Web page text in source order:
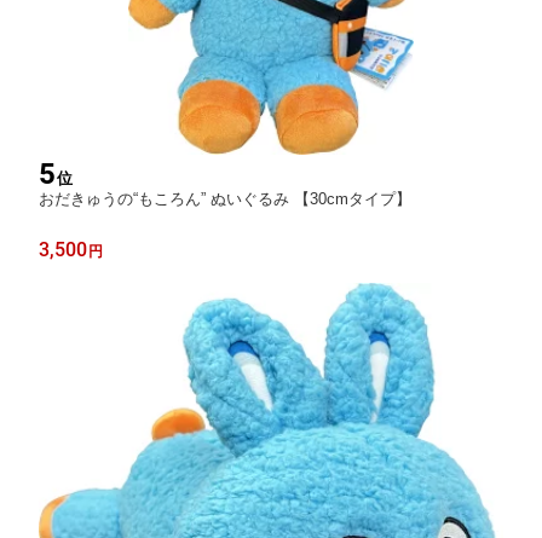
5位
おだきゅうの“もころん” ぬいぐるみ 【30cmタイプ】
3,500 円